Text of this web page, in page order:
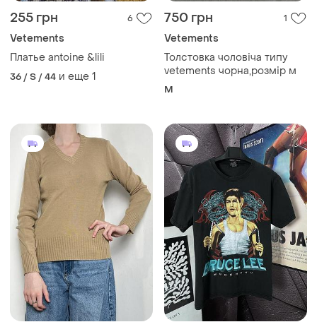
255 грн 6
Vetements
Платье antoine &lili
36 / S / 44 и еще 1
750 грн 1
Vetements
Толстовка чоловіча типу
vetements чорна,розмір м
M